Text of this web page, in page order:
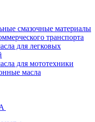
смазочные материалы
транспорта
для легковых
для мототехники
масла